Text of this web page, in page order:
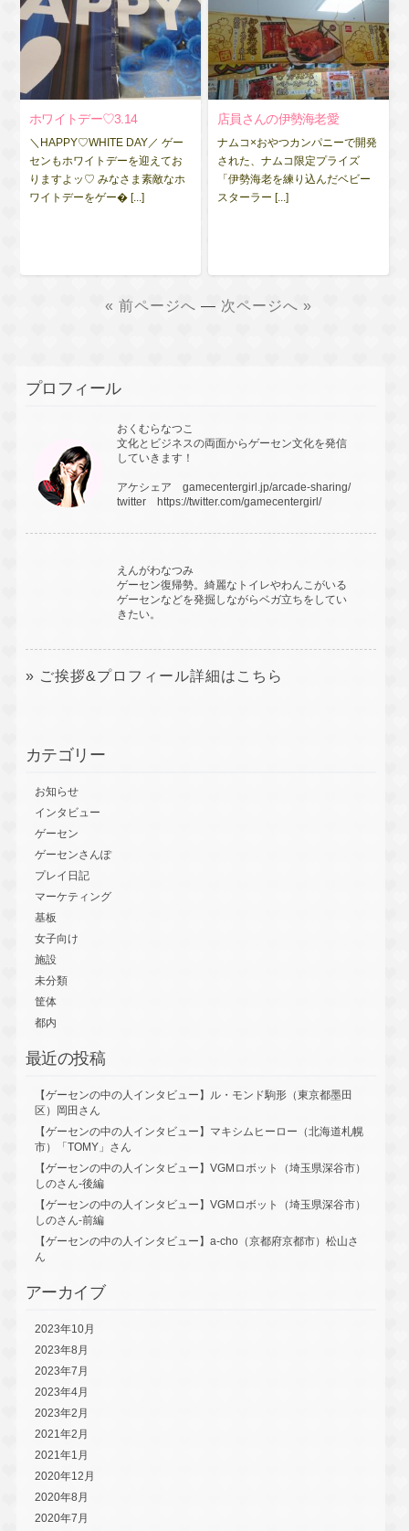
ホワイトデー♡3.14
＼HAPPY♡WHITE DAY／ ゲー
センもホワイトデーを迎えてお
りますよッ♡ みなさま素敵なホ
ワイトデーをゲー� [...]
店員さんの伊勢海老愛
ナムコ×おやつカンパニーで開発
された、ナムコ限定プライズ
「伊勢海老を練り込んだベビー
スターラー [...]
« 前ページへ — 次ページへ »
プロフィール
おくむらなつこ
文化とビジネスの両面からゲーセン文化を発信
していきます！
アケシェア gamecentergirl.jp/arcade-sharing/
twitter https://twitter.com/gamecentergirl/
えんがわなつみ
ゲーセン復帰勢。綺麗なトイレやわんこがいる
ゲーセンなどを発掘しながらベガ立ちをしてい
きたい。
» ご挨拶&プロフィール詳細はこちら
カテゴリー
お知らせ
インタビュー
ゲーセン
ゲーセンさんぽ
プレイ日記
マーケティング
基板
女子向け
施設
未分類
筐体
都内
最近の投稿
【ゲーセンの中の人インタビュー】ル・モンド駒形（東京都墨田
区）岡田さん
【ゲーセンの中の人インタビュー】マキシムヒーロー（北海道札幌
市）「TOMY」さん
【ゲーセンの中の人インタビュー】VGMロボット（埼玉県深谷市）
しのさん-後編
【ゲーセンの中の人インタビュー】VGMロボット（埼玉県深谷市）
しのさん-前編
【ゲーセンの中の人インタビュー】a-cho（京都府京都市）松山さ
ん
アーカイブ
2023年10月
2023年8月
2023年7月
2023年4月
2023年2月
2021年2月
2021年1月
2020年12月
2020年8月
2020年7月